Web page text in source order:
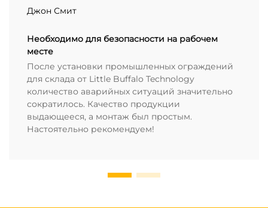
Джон Смит
Необходимо для безопасности на рабочем
месте
После установки промышленных ограждений
для склада от Little Buffalo Technology
количество аварийных ситуаций значительно
сократилось. Качество продукции
выдающееся, а монтаж был простым.
Настоятельно рекомендуем!